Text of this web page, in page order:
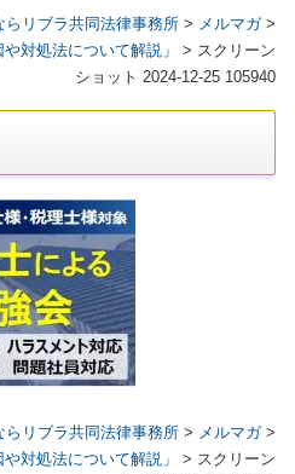
リブラ共同法律事務所 > メルマガ>
対処法について解説」
> スクリーン
ショット 2024-12-25 105940
リブラ共同法律事務所 > メルマガ>
対処法について解説」
> スクリーン